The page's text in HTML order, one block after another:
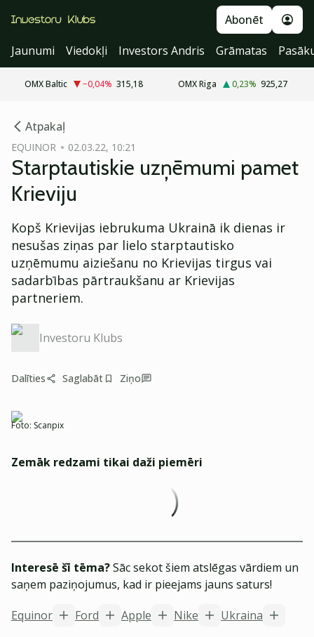
Abonēt
Jaunumi
Viedokļi Investors Andris Grāmatas
OMX Baltic −0,04% 315,18 OMX Riga 0,23% 925,27
Atpakaļ
EQUINOR 02.03.22, 10:21
Starptautiskie uzņēmumi pamet
Krieviju
Kopš Krievijas iebrukuma Ukrainā ik dienas ir
nesušas ziņas par lielo starptautisko
uzņēmumu aiziešanu no Krievijas tirgus vai
sadarbības pārtraukšanu ar Krievijas
partneriem.
Investoru Klubs
Dalīties Saglabāt Ziņo
Foto: Scanpix
Zemāk redzami tikai daži piemēri
Interesē šī tēma?Sāc sekot šiem atslēgas vārdiem un
saņem paziņojumus, kad ir pieejams jauns saturs!
Equinor
Ford Apple Nike Ukraina